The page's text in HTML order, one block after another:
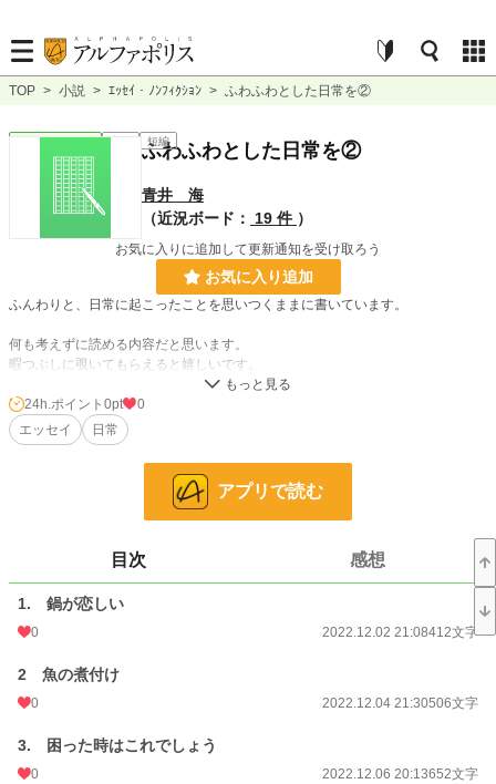
TOP > 小説 > ｴｯｾｲ・ﾉﾝﾌｨｸｼｮﾝ > ふわふわとした日常を②
ｴｯｾｲ・ﾉﾝﾌｨｸｼｮﾝ 完結 短編
ふわふわとした日常を②
青井 海
（近況ボード：
19 件 ）
お気に入りに追加して更新通知を受け取ろう
お気に入り追加
ふんわりと、日常に起こったことを思いつくままに書いています。
何も考えずに読める内容だと思います。
暇つぶしに覗いてもらえると嬉しいです。
また不定期で更新していきますので、よろしくお願いします。
100話で一旦完結とさせていただきます。
228,788 位 / 228,788 件
1
24h.ポイント 0 pt
更新日時 2023.05.27 20:32
24h.ポイント 0pt
0
エッセイ
日常
アプリで読む
目次 感想
1. 鍋が恋しい
0 2022.12.02 21:08412文字
2 魚の煮付け
0 2022.12.04 21:30506文字
3. 困った時はこれでしょう
0 2022.12.06 20:13652文字